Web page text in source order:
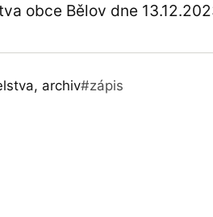
obce Bělov dne
archiv#zápis